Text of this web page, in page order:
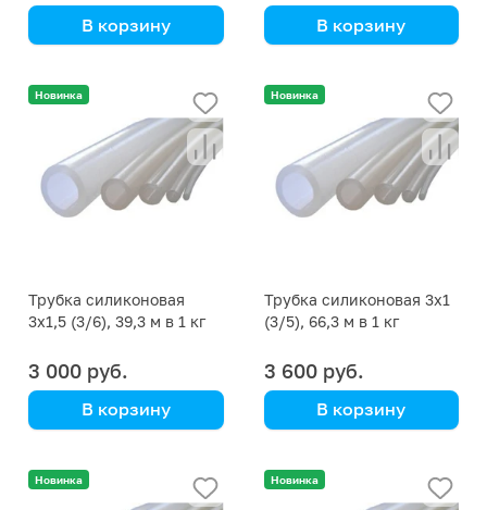
В корзину В корзину
Новинка
Трубка силиконовая
3х1,5 (3/6), 39,3 м в 1 кг
3 000 руб.
В корзину
Новинка
Трубка силиконовая 3х1
(3/5), 66,3 м в 1 кг
3 600 руб.
В корзину
Новинка Новинка